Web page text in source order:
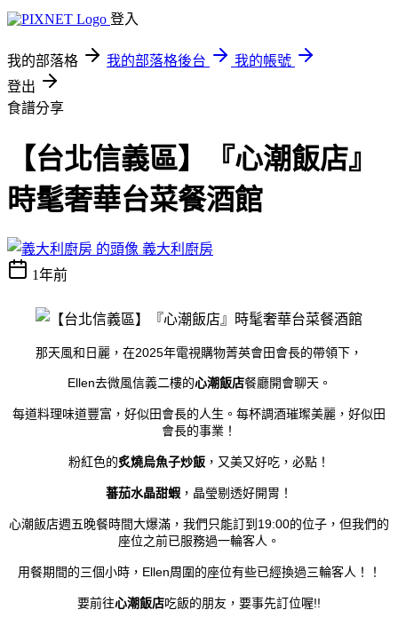
登入
我的部落格 我的部落格後台
我的帳號
登出
食譜分享
【台北信義區】『心潮飯店』
時髦奢華台菜餐酒館
義大利廚房
1年前
那天風和日麗，在2025年電視購物菁英會田會長的帶領下，
Ellen去微風信義二樓的心潮飯店餐廳開會聊天。
每道料理味道豐富，好似田會長的人生。每杯調酒璀璨美麗，好似田
會長的事業！
粉紅色的炙燒烏魚子炒飯 ，又美又好吃，必點！
蕃茄水晶甜蝦 ，晶瑩剔透好開胃！
心潮飯店週五晚餐時間大爆滿，我們只能訂到 19:00的位子，但我們的
座位之前已服務過一輪客人。
用餐期間的三個小時， Ellen周圍的座位有些已經換過三輪客人！！
要前往心潮飯店吃飯的朋友，要事先訂位喔!!